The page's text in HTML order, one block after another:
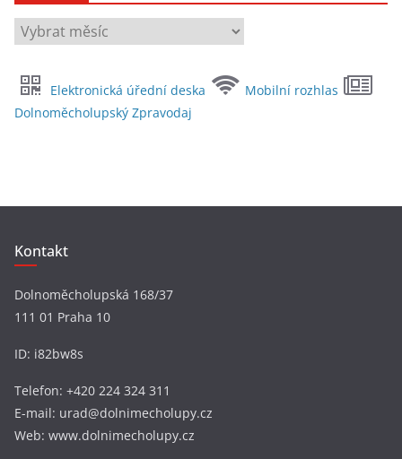
A
h
i
Elektronická úřední deska
Mobilní rozhlas
Dolnoměcholupský Zpravodaj
Kontakt
Dolnoměcholupská 168/37
111 01 Praha 10
ID: i82bw8s
Telefon: +420 224 324 311
E-mail: urad@dolnimecholupy.cz
Web: www.dolnimecholupy.cz